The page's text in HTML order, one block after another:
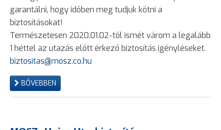
garantálni, hogy időben meg tudjuk kötni a
biztosításokat!
Természetesen 2020.01.02-től ismét várom a legalább
1 héttel az utazás előtt érkező biztosítás igényléseket.
biztositas@mosz.co.hu
BŐVEBBEN